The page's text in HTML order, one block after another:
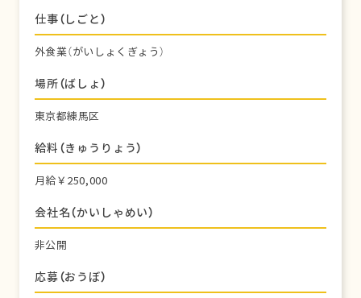
仕事（しごと）
外食業（がいしょくぎょう）
場所（ばしょ）
東京都練馬区
給料（きゅうりょう）
月給￥250,000
会社名（かいしゃめい）
非公開
応募（おうぼ）